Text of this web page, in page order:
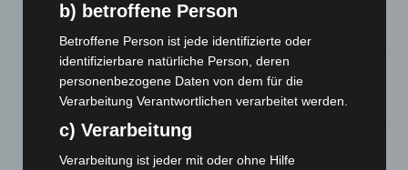
Werke im Jacques’ Wein-Depot Isernhagen
A2: Zweite Turbobaustelle startet zwischen Hannover-West
und Bothfeld
8. August 2026
Niedersachsen: Feuerwehrkräfte kehren nach
Waldbrandeinsatz aus Spanien zurück
b) betroffene Person
Betroffene Person ist jede identifizierte oder
identifizierbare natürliche Person, deren
personenbezogene Daten von dem für die
Verarbeitung Verantwortlichen verarbeitet werden.
c) Verarbeitung
Verarbeitung ist jeder mit oder ohne Hilfe